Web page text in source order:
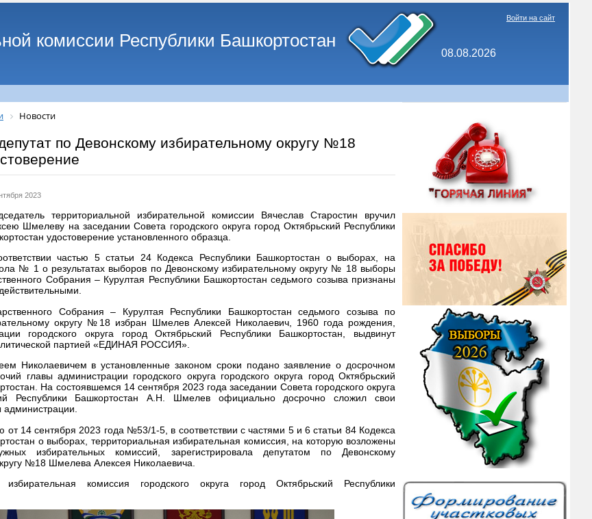
комиссии Республики Башкортостан
08.08.2026
Войти на сайт
Новости
по Девонскому избирательному округу №18
2023
территориальной избирательной комиссии Вячеслав Старостин вручил
Шмелеву на заседании Совета городского округа город Октябрьский Республики
удостоверение установленного образца.
частью 5 статьи 24 Кодекса Республики Башкортостан о выборах, на
№ 1 о результатах выборов по Девонскому избирательному округу № 18 выборы
Собрания – Курултая Республики Башкортостан седьмого созыва признаны
Собрания – Курултая Республики Башкортостан седьмого созыва по
округу №18 избран Шмелев Алексей Николаевич, 1960 года рождения,
городского округа город Октябрьский Республики Башкортостан, выдвинут
партией «ЕДИНАЯ РОССИЯ».
Николаевичем в установленные законом сроки подано заявление о досрочном
главы администрации городского округа городского округа город Октябрьский
На состоявшемся 14 сентября 2023 года заседании Совета городского округа
Республики Башкортостан А.Н. Шмелев официально досрочно сложил свои
администрации.
14 сентября 2023 года №53/1-5, в соответствии с частями 5 и 6 статьи 84 Кодекса
о выборах, территориальная избирательная комиссия, на которую возложены
избирательных комиссий, зарегистрировала депутатом по Девонскому
№18 Шмелева Алексея Николаевича.
избирательная комиссия городского округа город Октябрьский Республики